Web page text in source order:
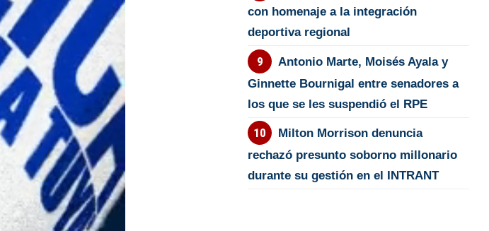
con homenaje a la integración
deportiva regional
Antonio Marte, Moisés Ayala y
Ginnette Bournigal entre senadores a
los que se les suspendió el RPE
Milton Morrison denuncia
rechazó presunto soborno millonario
durante su gestión en el INTRANT